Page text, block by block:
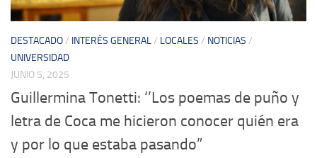
DESTACADO/ INTERÉS GENERAL/ LOCALES / NOTICIAS /
UNIVERSIDAD
JUNIO 5, 2025
Guillermina Tonetti: ‘’Los poemas de puño y
letra de Coca me hicieron conocer quién era
y por lo que estaba pasando”